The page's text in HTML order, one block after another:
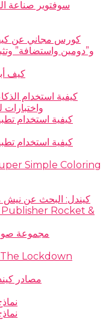
سوفتوير صناعة
كورس مجاني عن
و”دومين واستضافة”
كيف
كيفية استخدام
واختبارات
كيفية استخدام
كيفية استخدام
كيندل: البحث عن نيش
مجموعة صور
مصادر